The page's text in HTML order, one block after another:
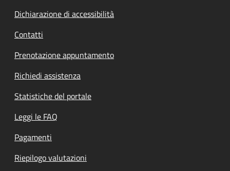
Dichiarazione di accessibilità
Contatti
Prenotazione appuntamento
Richiedi assistenza
Statistiche del portale
Leggi le FAQ
Pagamenti
Riepilogo valutazioni